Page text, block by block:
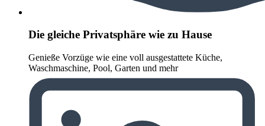
Die gleiche Privatsphäre wie zu Hause
Genieße Vorzüge wie eine voll ausgestattete Küche,
Waschmaschine, Pool, Garten und mehr